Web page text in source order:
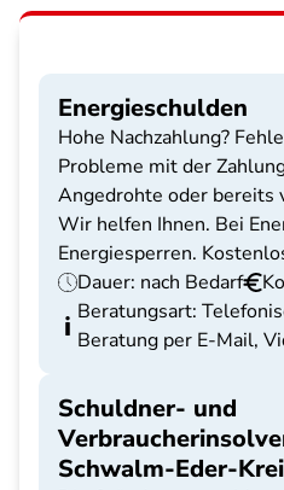
Energieschulden
Hohe Nachzahlung?
Probleme mit der
Angedrohte oder bereits
Wir helfen Ihnen. Bei
Energiesperren.
Dauer: nach Bedarf
Beratungsart:
Beratung per E-Mail,
Schuldner- und
Schwalm-Eder-